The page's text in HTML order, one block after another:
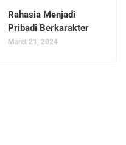
Rahasia Menjadi
Pribadi Berkarakter
Maret 21, 2024